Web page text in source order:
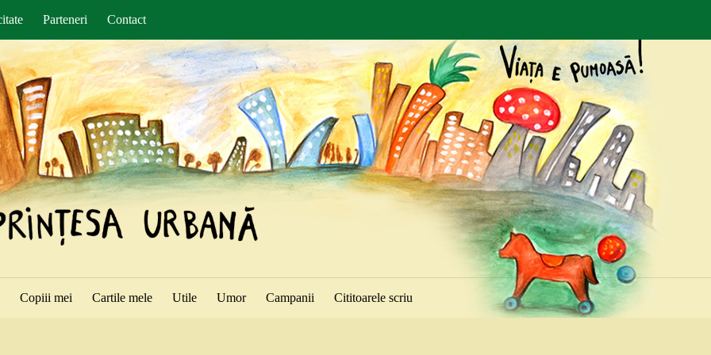
Parteneri Contact
Copiii mei Cartile mele Utile Umor Campanii Cititoarele scriu